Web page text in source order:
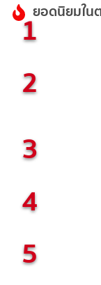
ยอดนิยมใน
1
2
3
4
5